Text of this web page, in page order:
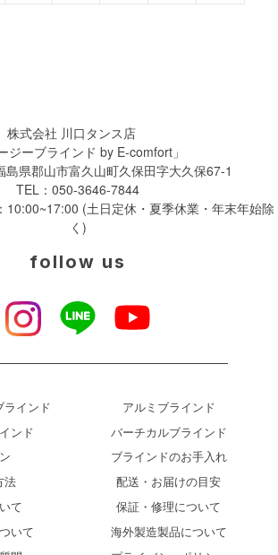
株式会社 川口タンス店
ジーブラインド by E-comfort」
島県郡山市富久山町久保田字大久保67-1
TEL： 050-3646-7844
10:00~17:00 (土日定休・夏季休業・年末年始除
く)
follow us
ラインド
アルミブラインド
ンド
バーチカルブラインド
ブラインドのお手入れ
法
配送・お届けの目安
て
保証・修理について
いて
海外製造製品について